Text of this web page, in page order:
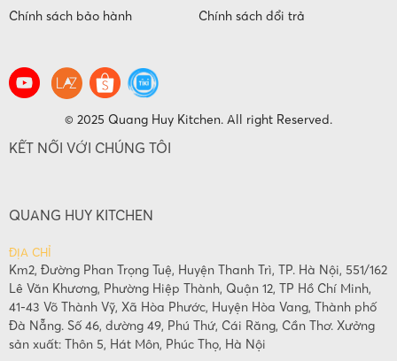
Chính sách bảo hành
Chính sách đổi trả
© 2025 Quang Huy Kitchen. All right Reserved.
KẾT NỐI VỚI CHÚNG TÔI
QUANG HUY KITCHEN
ĐỊA CHỈ
Km2, Đường Phan Trọng Tuệ, Huyện Thanh Trì, TP. Hà Nội, 551/162
Lê Văn Khương, Phường Hiệp Thành, Quận 12, TP Hồ Chí Minh,
41-43 Võ Thành Vỹ, Xã Hòa Phước, Huyện Hòa Vang, Thành phố
Đà Nẵng. Số 46, đường 49, Phú Thứ, Cái Răng, Cần Thơ. Xưởng
sản xuất: Thôn 5, Hát Môn, Phúc Thọ, Hà Nội